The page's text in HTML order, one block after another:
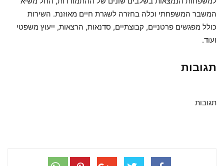
המשבר המשפחתי וכלה בחזרה לשגרת חיים מאוזנת. השירות
כולל מפגשים פרטניים, קבוצתיים, סדנאות, הרצאות, ייעוץ משפטי
ועוד.
תגובות
תגובות